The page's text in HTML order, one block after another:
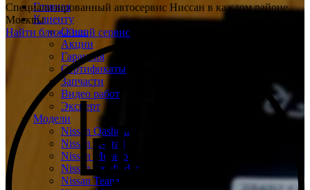
Главная
Клиенту
О нас
Акции
Гарантия
Сертификаты
Запчасти
Видео работ
Эксперт
Модели
Nissan Qashqai
Nissan X-Trail
Nissan Murano
Nissan Pathfinder
Nissan Teana
Специализированный автосервис Ниссан в каждом районе
Москвы
Найти ближайший сервис